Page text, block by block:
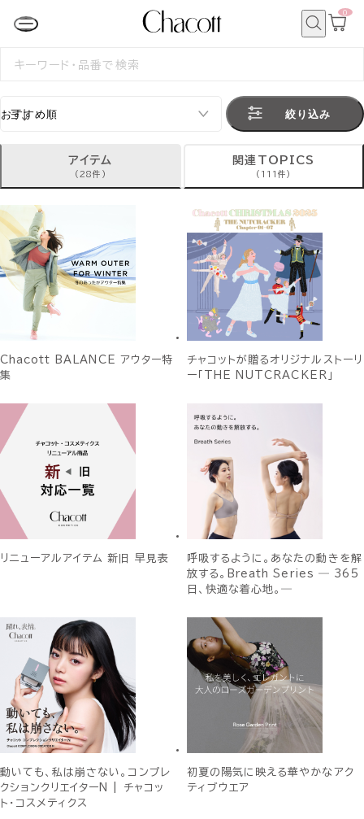
カ
0
検
絞り込み
アイテム
(28件)
関連TOPICS
(111件)
Chacott BALANCE アウター特
集
チャコットが贈るオリジナルストーリ
ー「THE NUTCRACKER」
リニューアルアイテム 新旧 早見表
呼吸するように。あなたの動きを解
放する。Breath Series ― 365
日、快適な着心地。―
動いても、私は崩さない。コンプレ
クションクリエイターN | チャコッ
ト・コスメティクス
初夏の陽気に映える華やかなアク
ティブウエア